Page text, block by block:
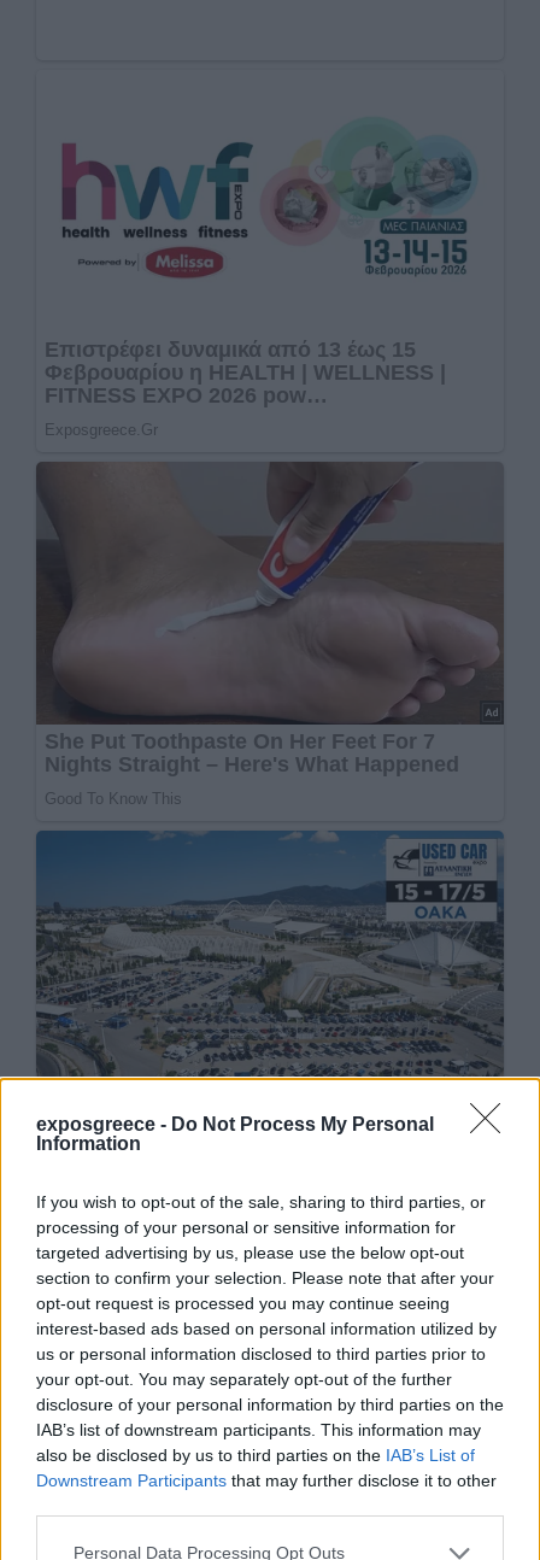
exposgreece - Do Not Process My Personal
Information
If you wish to opt-out of the sale, sharing to third parties, or
processing of your personal or sensitive information for
targeted advertising by us, please use the below opt-out
section to confirm your selection. Please note that after your
opt-out request is processed you may continue seeing
interest-based ads based on personal information utilized by
us or personal information disclosed to third parties prior to
your opt-out. You may separately opt-out of the further
disclosure of your personal information by third parties on the
IAB’s list of downstream participants. This information may
also be disclosed by us to third parties on the IAB’s List of
Downstream Participants that may further disclose it to other
Personal Data Processing Opt Outs